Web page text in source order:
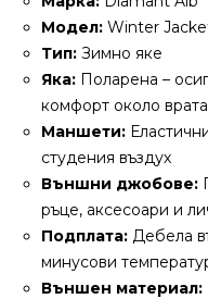
Сонари
Контакти
Поръчка
и
доставка
Модел: Winter
Тип: Зимно яке
Яка: Поларена –
комфорт около врата
Маншети:
студения въздух
Външни джобове:
ръце, аксесоари и
Подплата: Дебела
минусови
Външен материал: